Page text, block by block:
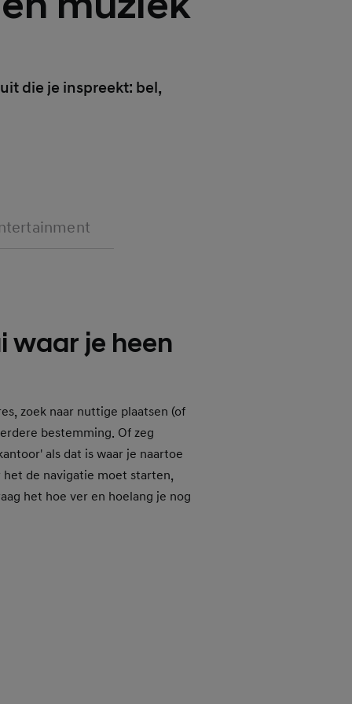
die je inspreekt: bel,
waar je heen
zoek naar nuttige plaatsen (of
bestemming. Of zeg
als dat is waar je naartoe
de navigatie moet starten,
het hoe ver en hoelang je nog